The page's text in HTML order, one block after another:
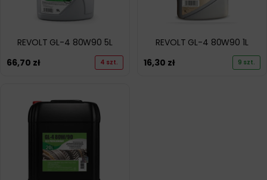
REVOLT GL-4 80W90 5L
66,70 zł 4 szt.
REVOLT GL-4 80W90 1L
16,30 zł 9 szt.